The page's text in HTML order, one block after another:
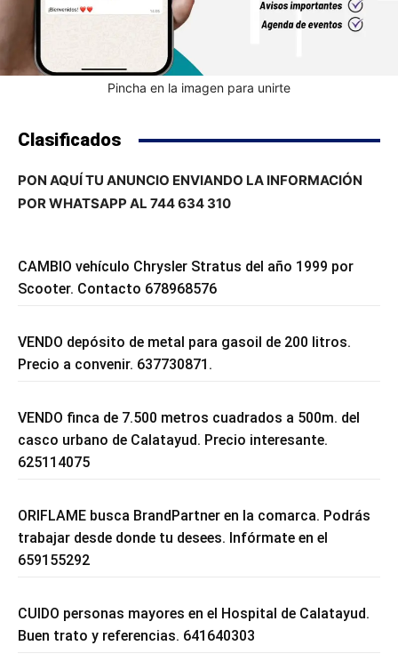
Pincha en la imagen para unirte
Clasificados
PON AQUÍ TU ANUNCIO ENVIANDO LA INFORMACIÓN
POR WHATSAPP AL 744 634 310
CAMBIO vehículo Chrysler Stratus del año 1999 por
Scooter. Contacto 678968576
VENDO depósito de metal para gasoil de 200 litros.
Precio a convenir. 637730871.
VENDO finca de 7.500 metros cuadrados a 500m. del
casco urbano de Calatayud. Precio interesante.
625114075
ORIFLAME busca BrandPartner en la comarca. Podrás
trabajar desde donde tu desees. Infórmate en el
659155292
CUIDO personas mayores en el Hospital de Calatayud.
Buen trato y referencias. 641640303